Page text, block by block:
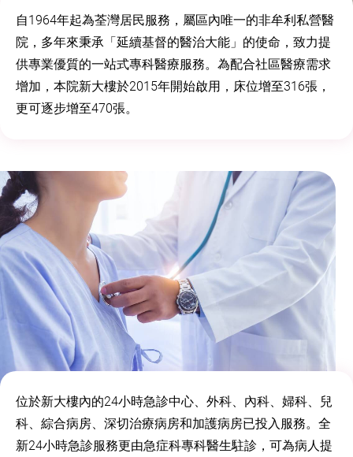
自1964年起為荃灣居民服務，屬區內唯一的非牟利私營醫
院，多年來秉承「延續基督的醫治大能」的使命，致力提
供專業優質的一站式專科醫療服務。為配合社區醫療需求
增加，本院新大樓於2015年開始啟用，床位增至316張，
更可逐步增至470張。
位於新大樓內的24小時急診中心、外科、內科、婦科、兒
科、綜合病房、深切治療病房和加護病房已投入服務。全
新24小時急診服務更由急症科專科醫生駐診，可為病人提